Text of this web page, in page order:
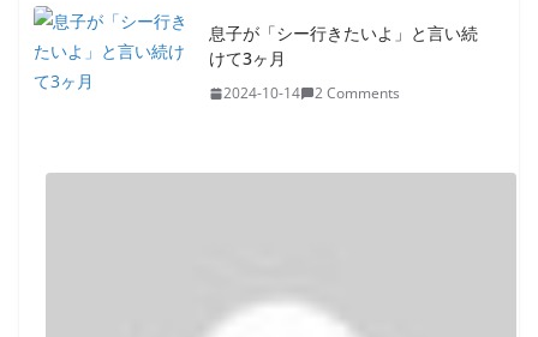
息子が「シー行きたいよ」と言い続
けて3ヶ月
2024-10-14 2 Comments